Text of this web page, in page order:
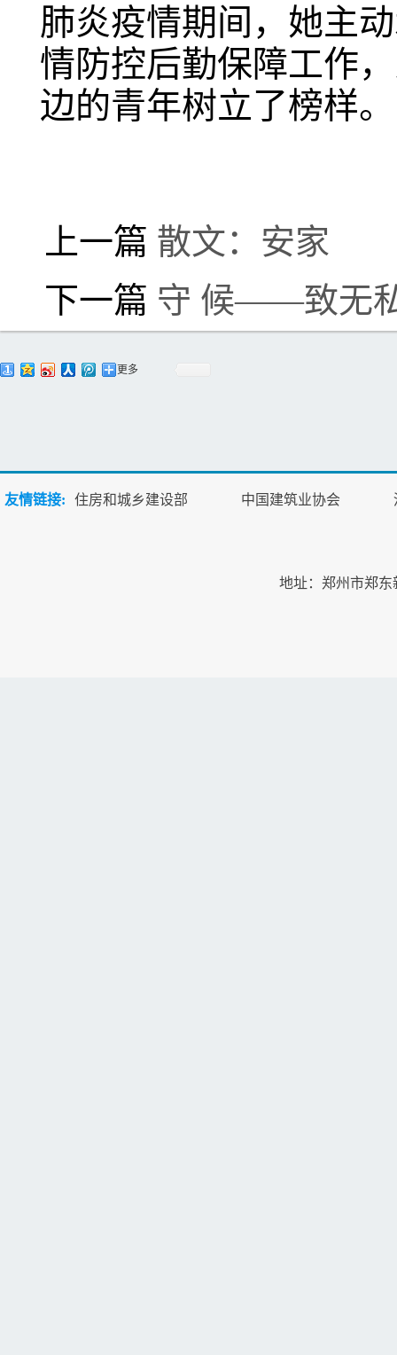
肺炎疫情期间，她主
情防控后勤保障工作
边的青年树立了榜样。
上一篇 散文：安家
下一篇 守 候——致无
更多
友情链接: 住房和城乡建设部 中国建筑业协会
地址：郑州市郑